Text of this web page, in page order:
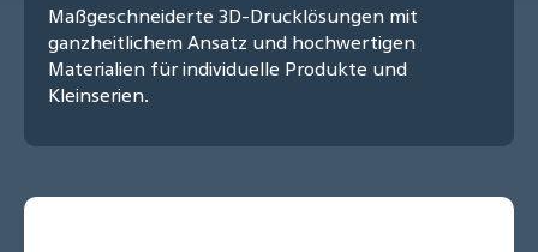
Maßgeschneiderte 3D-Drucklösungen mit
ganzheitlichem Ansatz und hochwertigen
Materialien für individuelle Produkte und
Kleinserien.